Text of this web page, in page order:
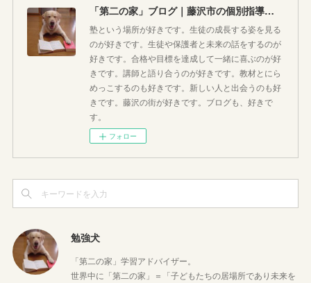
「第二の家」ブログ｜藤沢市の個別指導塾のお話
塾という場所が好きです。生徒の成長する姿を見る
のが好きです。生徒や保護者と未来の話をするのが
好きです。合格や目標を達成して一緒に喜ぶのが好
きです。講師と語り合うのが好きです。教材とにら
めっこするのも好きです。新しい人と出会うのも好
きです。藤沢の街が好きです。ブログも、好きで
す。
フォロー
勉強犬
「第二の家」学習アドバイザー。
世界中に「第二の家」＝「子どもたちの居場所であり未来を